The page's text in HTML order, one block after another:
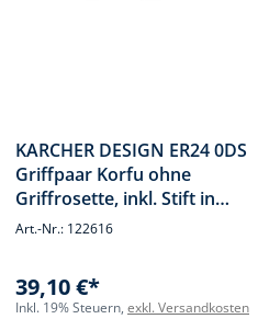
KARCHER DESIGN ER24 0DS
Griffpaar Korfu ohne
Griffrosette, inkl. Stift in
Edelstahl matt, Edelstahl
Art.-Nr.: 122616
39,10 €*
Inkl. 19% Steuern, exkl. Versandkosten